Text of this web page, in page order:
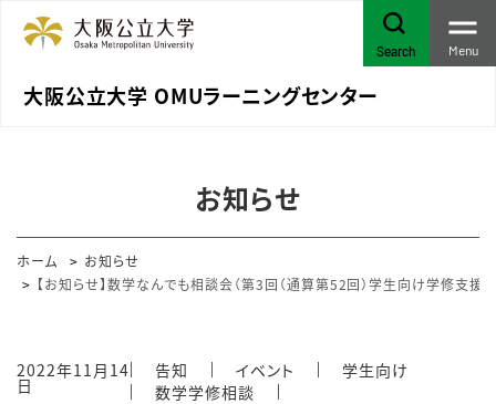
大阪公立大学 OMUラーニングセンター
Search Menu
お知らせ
ホーム
お知らせ
【お知らせ】数学なんでも相談会（第3回（通算第52回）学生向け学修支援
2022年11月14
日
告知 イベント
学生向け
数学学修相談